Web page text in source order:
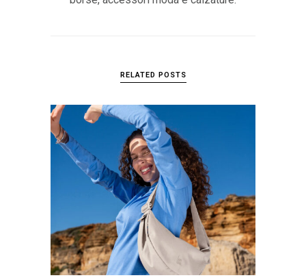
RELATED POSTS